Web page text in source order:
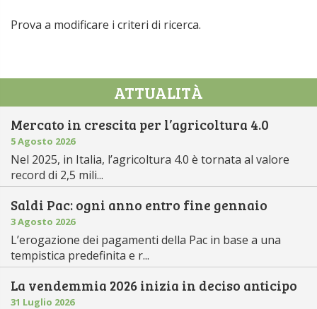
Prova a modificare i criteri di ricerca.
ATTUALITÀ
Mercato in crescita per l’agricoltura 4.0
5 Agosto 2026
Nel 2025, in Italia, l’agricoltura 4.0 è tornata al valore
record di 2,5 mili...
Saldi Pac: ogni anno entro fine gennaio
3 Agosto 2026
L’erogazione dei pagamenti della Pac in base a una
tempistica predefinita e r...
La vendemmia 2026 inizia in deciso anticipo
31 Luglio 2026